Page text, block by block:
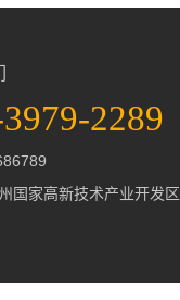
2289
国家高新技术产业开发区